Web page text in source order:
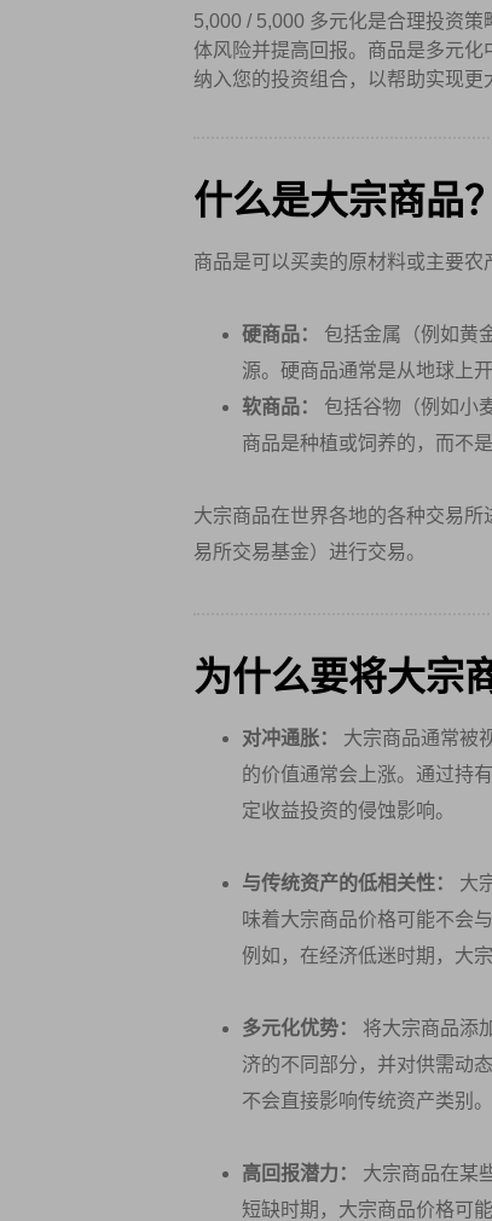
5,000 / 5,000 多元化是合理投资
体风险并提高回报。商品是多元
纳入您的投资组合，以帮助实现更
什么是大宗商品？
商品是可以买卖的原材料或主要农
硬商品：
包括金属（例如黄
源。硬商品通常是从地球上
软商品：
包括谷物（例如小
商品是种植或饲养的，而不是
大宗商品在世界各地的各种交易
易所交易基金）进行交易。
为什么要将大宗
对冲通胀：
大宗商品通常被
的价值通常会上涨。通过持
定收益投资的侵蚀影响。
与传统资产的低相关性：
大
味着大宗商品价格可能不会
例如，在经济低迷时期，大
多元化优势：
将大宗商品添
济的不同部分，并对供需动
不会直接影响传统资产类别。
高回报潜力：
大宗商品在某
短缺时期，大宗商品价格可